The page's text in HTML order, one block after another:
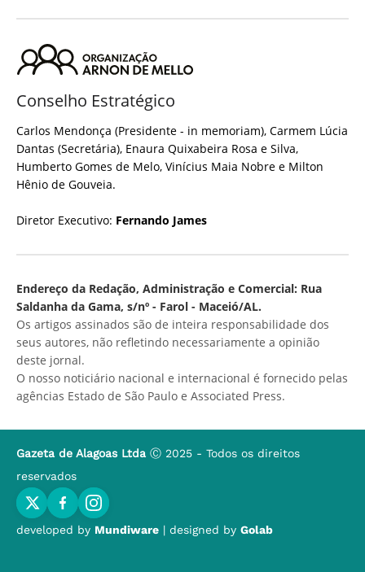
Conselho Estratégico
Carlos Mendonça (Presidente - in memoriam), Carmem Lúcia
Dantas (Secretária), Enaura Quixabeira Rosa e Silva,
Humberto Gomes de Melo, Vinícius Maia Nobre e Milton
Hênio de Gouveia.
Diretor Executivo: Fernando James
Endereço da Redação, Administração e Comercial: Rua
Saldanha da Gama, s/nº - Farol - Maceió/AL.
Os artigos assinados são de inteira responsabilidade dos
seus autores, não refletindo necessariamente a opinião
deste jornal.
O nosso noticiário nacional e internacional é fornecido pelas
agências Estado de São Paulo e Associated Press.
Gazeta de Alagoas Ltda Ⓒ 2025 - Todos os direitos
reservados
developed by Mundiware | designed by Golab